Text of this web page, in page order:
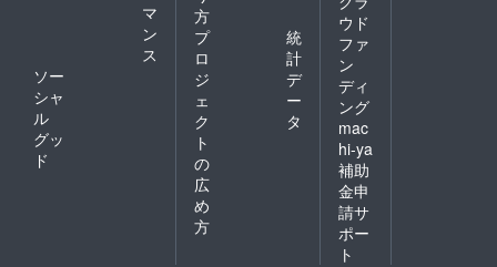
マ
ン
ス
ソー
シャ
ル
グッ
ド
方
プ
ロ
ジ
ェ
ク
ト
の
広
め
方
統
計
デ
ー
タ
ウド
ファ
ン
ディ
ング
mac
hi-ya
補助
金申
請サ
ポー
ト